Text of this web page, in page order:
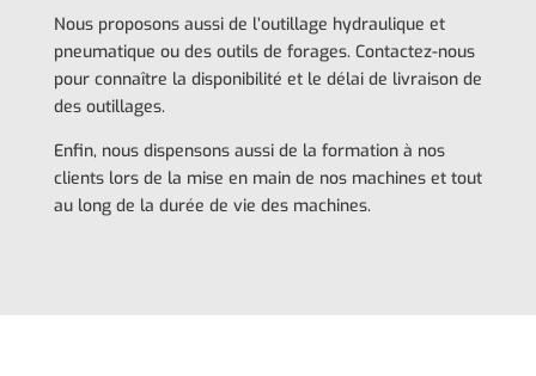
Nous proposons aussi de l’outillage hydraulique et
pneumatique ou des outils de forages. Contactez-nous
pour connaître la disponibilité et le délai de livraison de
des outillages.
Enfin, nous dispensons aussi de la formation à nos
clients lors de la mise en main de nos machines et tout
au long de la durée de vie des machines.